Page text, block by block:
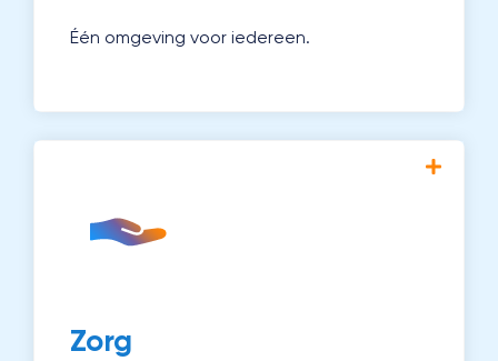
Één omgeving voor iedereen.
Zorg
leerlingen die extra aandacht nodig
hebben. Zo werk je aan passend onderwijs